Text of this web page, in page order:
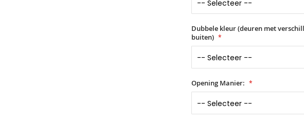
Dubbele kleur (deuren met
buiten)
Opening Manier: